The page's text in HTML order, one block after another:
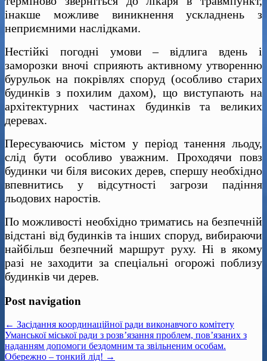
інакше можливе виникнення ускладнень з
неприємними наслідками.
Нестійкі погодні умови – відлига вдень і
заморозки вночі сприяють активному утворенню
бурульок на покрівлях споруд (особливо старих
будинків з похилим дахом), що виступають на
архітектурних частинах будинків та великих
деревах.
Пересуваючись містом у період танення льоду,
слід бути особливо уважним. Проходячи повз
будинки чи біля високих дерев, спершу необхідно
впевнитись у відсутності загрози падіння
льодових наростів.
По можливості необхідно триматись на безпечній
відстані від будинків та інших споруд, вибираючи
найбільш безпечний маршрут руху. Ні в якому
разі не заходити за спеціальні огорожі поблизу
будинків чи дерев.
Post navigation
← Засідання координаційної ради виконавчого комітету
Уманської міської ради з розв’язання проблем, пов’язаних з
наданням допомоги бездомним та звільненим особам.
Обережно – тонкий лід! →